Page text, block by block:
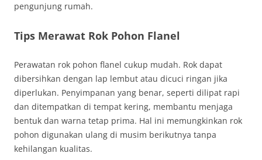
pengunjung rumah.
Tips Merawat Rok Pohon Flanel
Perawatan rok pohon flanel cukup mudah. Rok dapat
dibersihkan dengan lap lembut atau dicuci ringan jika
diperlukan. Penyimpanan yang benar, seperti dilipat rapi
dan ditempatkan di tempat kering, membantu menjaga
bentuk dan warna tetap prima. Hal ini memungkinkan rok
pohon digunakan ulang di musim berikutnya tanpa
kehilangan kualitas.